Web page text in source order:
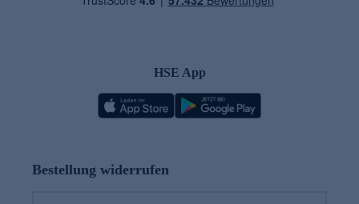
HSE App
Bestellung widerrufen